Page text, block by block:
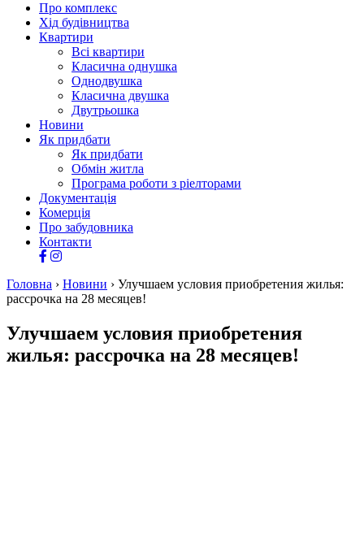
Про комплекс
Хід будівництва
Квартири
Всі квартири
Класична однушка
Однодвушка
Класична двушка
Двутрьошка
Новини
Як придбати
Як придбати
Обмін житла
Програма роботи з ріелторами
Документація
Комерція
Про забудовника
Контакти
Головна › Новини › Улучшаем условия приобретения жилья:
рассрочка на 28 месяцев!
Улучшаем условия приобретения
жилья: рассрочка на 28 месяцев!